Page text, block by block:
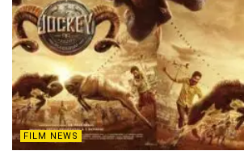
FILM NEWS